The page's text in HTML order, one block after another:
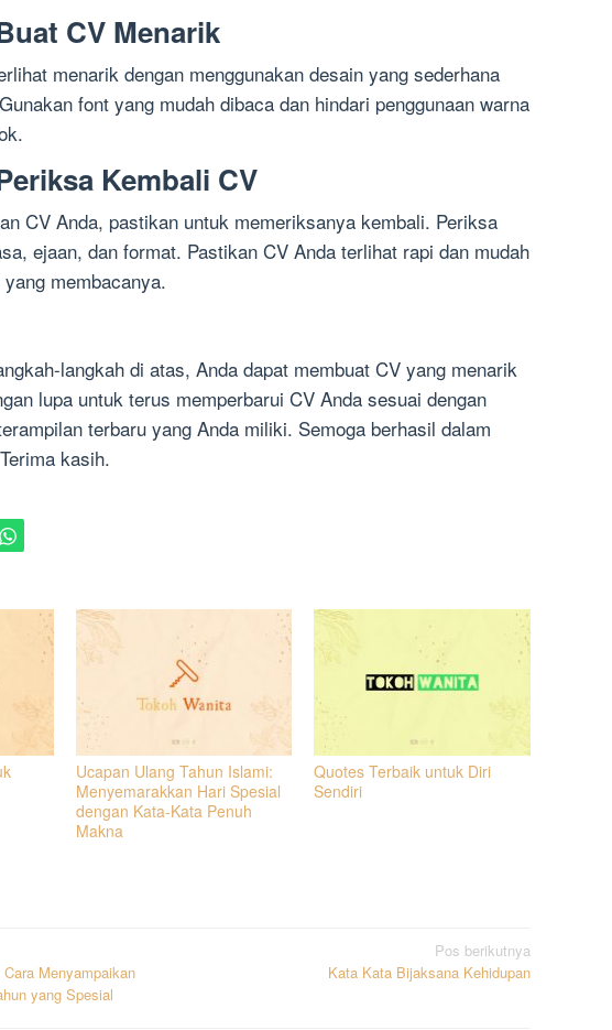
CV Menarik
menarik dengan menggunakan desain yang sederhana
font yang mudah dibaca dan hindari penggunaan warna
Kembali CV
CV Anda, pastikan untuk memeriksanya kembali. Periksa
ejaan, dan format. Pastikan CV Anda terlihat rapi dan mudah
membacanya.
langkah di atas, Anda dapat membuat CV yang menarik
lupa untuk terus memperbarui CV Anda sesuai dengan
terbaru yang Anda miliki. Semoga berhasil dalam
kasih.
Ucapan Ulang Tahun Islami:
Menyemarakkan Hari Spesial
dengan Kata-Kata Penuh
Makna
Quotes Terbaik untuk Diri
Sendiri
Menyampaikan
yang Spesial
Pos berikutnya
Kata Kata Bijaksana Kehidupan